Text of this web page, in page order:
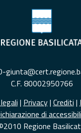
C.F. 80002950766
| Privacy| Crediti |
di
Regione